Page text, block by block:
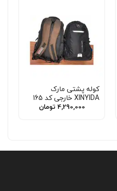
کوله پشتی مارک
XINYIDA خارجی کد 165
4,290,000 تومان